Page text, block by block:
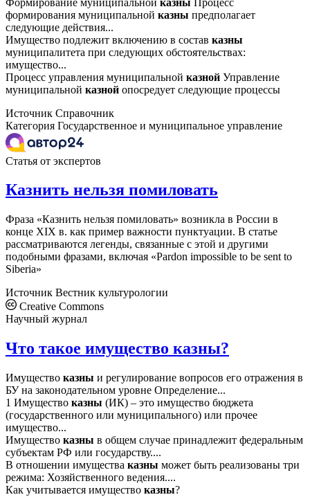
формирования муниципальной казны предполагает
следующие действия...
Имущество подлежит включению в состав казны
муниципалитета при следующих обстоятельствах:
имущество...
Процесс управления муниципальной казной Управление
муниципальной казной опосредует следующие процессы
Источник Справочник
Категория Государственное и муниципальное управление
Статья от экспертов
Казнить нельзя помиловать
Фраза «Казнить нельзя помиловать» возникла в России в
конце XIX в. как пример важности пунктуации. В статье
рассматриваются легенды, связанные с этой и другими
подобными фразами, включая «Pardon impossible to be sent to
Siberia»
Источник Вестник культурологии
Creative Commons
Научный журнал
Что такое имущество казны?
Имущество казны и регулирование вопросов его отражения в
БУ на законодательном уровне Определение...
1 Имущество казны (ИК) – это имущество бюджета
(государственного или муниципального) или прочее
имущество...
Имущество казны в общем случае принадлежит федеральным
субъектам РФ или государству....
В отношении имущества казны может быть реализованы три
режима: Хозяйственного ведения....
Как учитывается имущество казны?